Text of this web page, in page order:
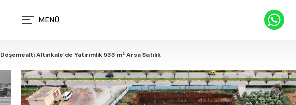
MENÜ
Döşemealtı Altınkale’de Yatırımlık 533 m² Arsa Satılık